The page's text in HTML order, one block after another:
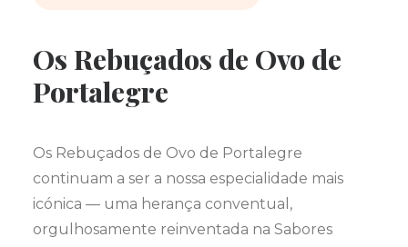
Os Rebuçados de Ovo de
Portalegre
Os Rebuçados de Ovo de Portalegre
continuam a ser a nossa especialidade mais
icónica — uma herança conventual,
orgulhosamente reinventada na Sabores